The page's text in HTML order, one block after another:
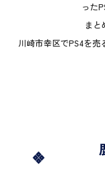
った
まと
川崎市幸区でPS4を売